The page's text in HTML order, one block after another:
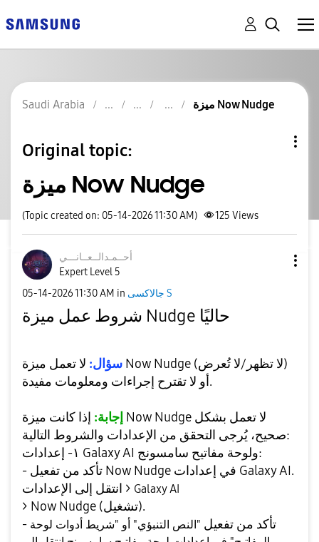
Saudi Arabia ميزة Now Nudge
Original topic:
ميزة Now Nudge
(Topic created on: 05-14-2026 11:30 AM) 125 Views
أحــمـدالــعــانـــي
Expert Level 5
‎05-14-202611:30 AM in جالاكسى S
شروط عمل ميزة Nudge حاليًا
سؤال: لا تعمل ميزة Now Nudge (لا تظهر/لا تُعرض)
أو لا تقترح إجراءات ومعلومات مفيدة.
إجابة: إذا كانت ميزة Now Nudge لا تعمل بشكل
صحيح، يُرجى التحقق من الإعدادات والشروط التالية:
١- إعدادات Galaxy AI ولوحة مفاتيح سامسونج:
- تأكد من تفعيل Now Nudge في إعدادات Galaxy AI.
انتقل إلى الإعدادات > Galaxy AI
> Now Nudge (تشغيل).
- تأكد من تفعيل "النص التنبؤي" أو "شريط أدوات لوحة